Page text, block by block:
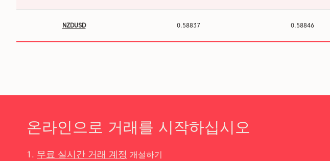
NZDUSD 0.58837 0.58846
온라인으로 거래를 시작하십시오
무료 실시간 거래 계정 개설하기